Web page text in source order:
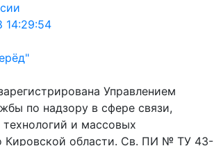
14:29:54
Управлением
по надзору в сфере связи,
и массовых
Кировской области. Св. ПИ № ТУ 43-